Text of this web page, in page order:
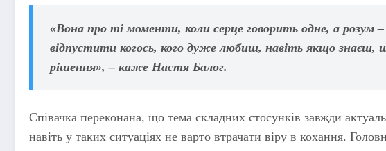
«Вона про ті моменти, коли серце говорить одне, а розум
відпустити когось, кого дуже любиш, навіть якщо
рішення», – каже Настя Балог.
Співачка переконана, що тема складних стосунків завжди
навіть у таких ситуаціях не варто втрачати віру в кохання.